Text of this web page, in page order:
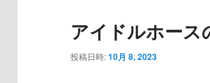
アイドルホース
投稿日時:10月 8, 2023